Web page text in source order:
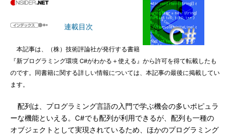
連載目次
本記事は、（株）技術評論社が発行する書籍
『新プログラミング環境 C#がわかる＋使える』から許可を得て転載したも
のです。同書籍に関する詳しい情報については、本記事の最後に掲載してい
ます。
配列は、プログラミング言語の入門で学ぶ機会の多いポピュラ
ーな機能といえる。C#でも配列が利用できるが、配列も一種の
オブジェクトとして実現されているため、ほかのプログラミング